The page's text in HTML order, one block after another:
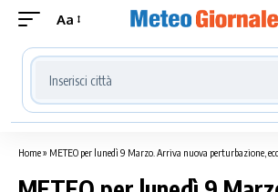
Aa
Cerca località meteo
Home» METEO per lunedì 9 Marzo. Arriva nuova perturbazione,